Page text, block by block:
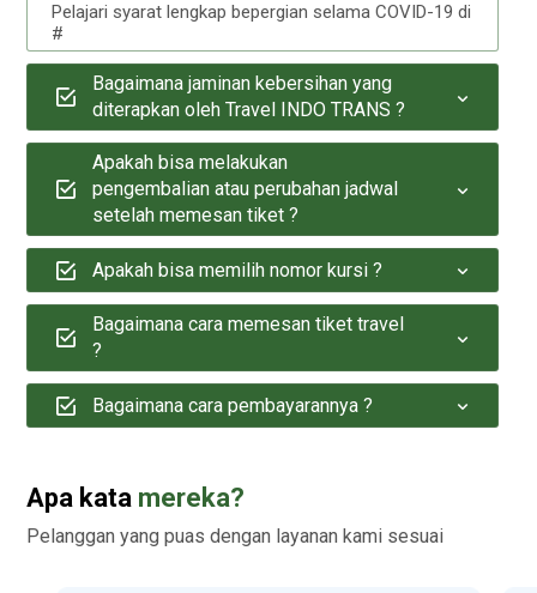
Pelajari syarat lengkap bepergian selama COVID-19 di
#
Bagaimana jaminan kebersihan yang
diterapkan oleh Travel INDO TRANS ?
Apakah bisa melakukan
pengembalian atau perubahan jadwal
setelah memesan tiket ?
Apakah bisa memilih nomor kursi ?
Bagaimana cara memesan tiket travel
?
Bagaimana cara pembayarannya ?
Apa kata mereka?
Pelanggan yang puas dengan layanan kami sesuai